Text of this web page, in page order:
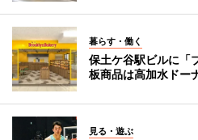
暮らす・働く
保土ケ谷駅ビルに
板商品は高加水ドー
見る・遊ぶ